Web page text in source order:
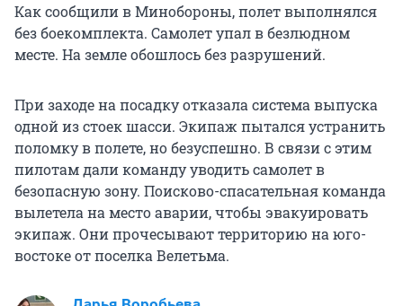
Как сообщили в Минобороны, полет выполнялся
без боекомплекта. Самолет упал в безлюдном
месте. На земле обошлось без разрушений.
При заходе на посадку отказала система выпуска
одной из стоек шасси. Экипаж пытался устранить
поломку в полете, но безуспешно. В связи с этим
пилотам дали команду уводить самолет в
безопасную зону. Поисково-спасательная команда
вылетела на место аварии, чтобы эвакуировать
экипаж. Они прочесывают территорию на юго-
востоке от поселка Велетьма.